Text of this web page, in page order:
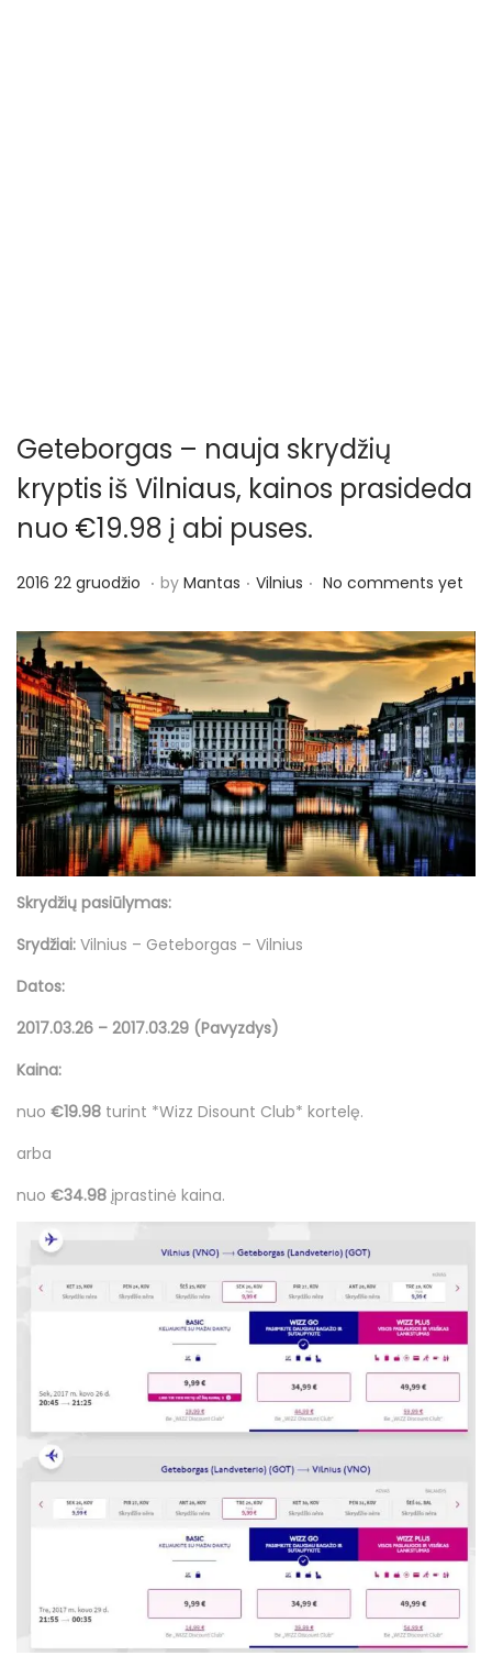
Geteborgas – nauja skrydžių
kryptis iš Vilniaus, kainos prasideda
nuo €19.98 į abi puses.
P
s
t
e
d
o
n
2016 22 gruodžio 2
1
6
2
2
g
r
u
o
i
. by Mantas . P
s
t
e
d
i
n
Vilnius . No comments yet
Skrydžių pasiūlymas:
Srydžiai: Vilnius – Geteborgas – Vilnius
Datos:
2017.03.26 – 2017.03.29 (Pavyzdys)
Kaina:
nuo €19.98 turint *Wizz Disount Club* kortelę.
arba
nuo €34.98 įprastinė kaina.